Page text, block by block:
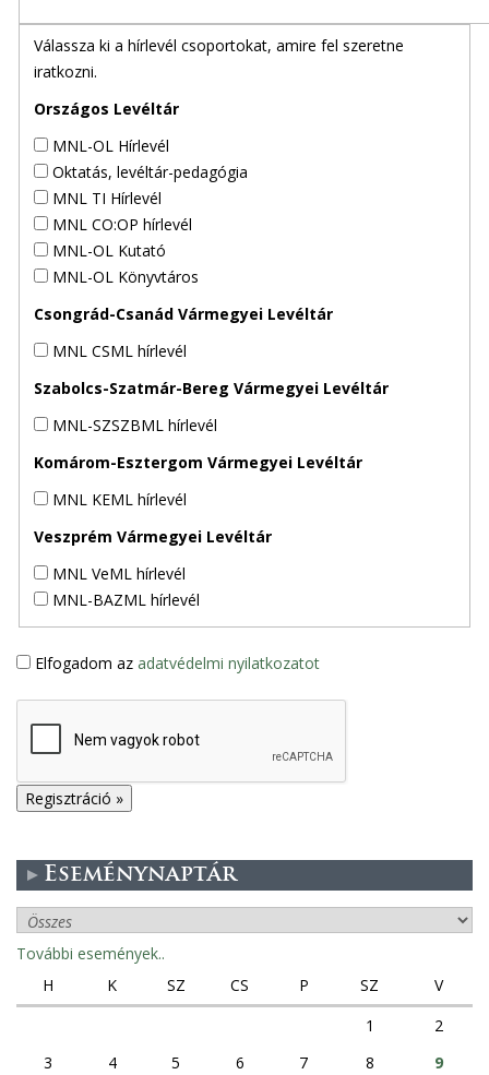
Válassza ki a hírlevél csoportokat, amire fel szeretne
iratkozni.
Országos Levéltár
MNL-OL Hírlevél
Oktatás, levéltár-pedagógia
MNL TI Hírlevél
MNL CO:OP hírlevél
MNL-OL Kutató
MNL-OL Könyvtáros
Csongrád-Csanád Vármegyei Levéltár
MNL CSML hírlevél
Szabolcs-Szatmár-Bereg Vármegyei Levéltár
MNL-SZSZBML hírlevél
Komárom-Esztergom Vármegyei Levéltár
MNL KEML hírlevél
Veszprém Vármegyei Levéltár
MNL VeML hírlevél
MNL-BAZML hírlevél
Elfogadom az adatvédelmi nyilatkozatot
Eseménynaptár
További események..
H
K SZ CS P SZ
V
1
2
3
4 5 6 7 8
9